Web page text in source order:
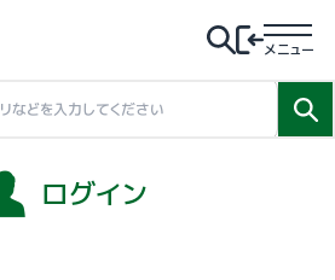
メニュー
ログイン